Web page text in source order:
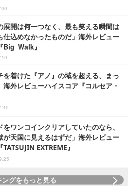
展開は何一つなく、最も笑える瞬間は
仕込めなかったものだ」海外レビュー
Big Walk』
を着けた『アノ』の域を超える、まっ
海外レビューハイスコア『コルセア・
をワンコインクリアしていたのなら、
が天国に見えるはずだ」海外レビュー
EXTREME』
ングをもっと見る